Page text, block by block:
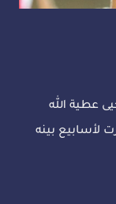
عطية الله
لأسابيع بينه